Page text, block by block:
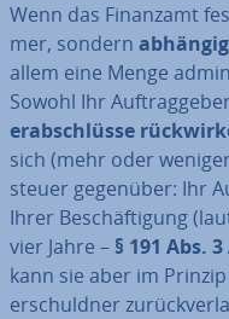
Wenn das Finanzamt
mer, sondern
allem eine Menge
Sowohl Ihr
er­ab­schlüs­se
sich (mehr oder
steu­er gegenüber: Ihr
Ihrer Be­schäf­ti­gung
vier Jahre – § 191 Abs. 3
kann sie aber im
er­schuld­ner